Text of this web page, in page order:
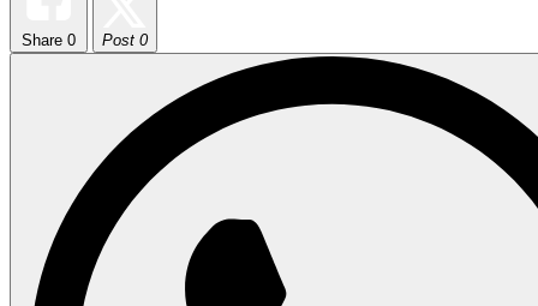
Share 0 Post 0